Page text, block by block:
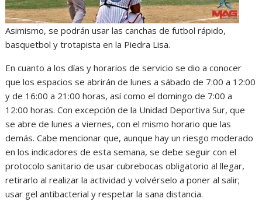
Asimismo, se podrán usar las canchas de futbol rápido,
basquetbol y trotapista en la Piedra Lisa.
En cuanto a los días y horarios de servicio se dio a conocer
que los espacios se abrirán de lunes a sábado de 7:00 a 12:00
y de 16:00 a 21:00 horas, así como el domingo de 7:00 a
12:00 horas. Con excepción de la Unidad Deportiva Sur, que
se abre de lunes a viernes, con el mismo horario que las
demás. Cabe mencionar que, aunque hay un riesgo moderado
en los indicadores de esta semana, se debe seguir con el
protocolo sanitario de usar cubrebocas obligatorio al llegar,
retirarlo al realizar la actividad y volvérselo a poner al salir;
usar gel antibacterial y respetar la sana distancia.